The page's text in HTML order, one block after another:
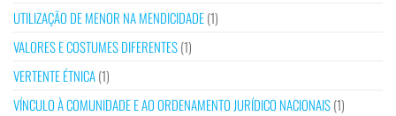
UTILIZAÇÃO DE MENOR NA MENDICIDADE(1)
VALORES E COSTUMES DIFERENTES(1)
VERTENTE ÉTNICA(1)
VÍNCULO À COMUNIDADE E AO ORDENAMENTO JURÍDICO NACIONAIS(1)